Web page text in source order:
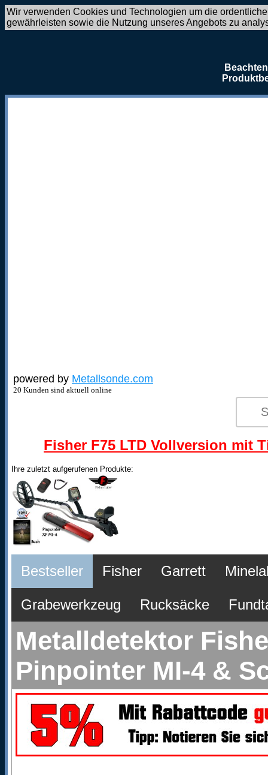
Wir verwenden Cookies und Technologien um die
gewährleisten sowie die Nutzung unseres Angebots zu
powered by Metallsonde.com
20 Kunden sind aktuell online
Fisher F75 LTD Vollversion mit
Ihre zuletzt aufgerufenen Produkte:
Bestseller Fisher Garrett
Grabewerkzeug Rucksäcke
Metalldetektor
Pinpointer MI-4 &